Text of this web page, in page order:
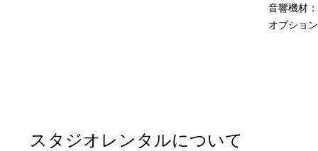
音響機材
オプショ
​スタジオレンタルについて